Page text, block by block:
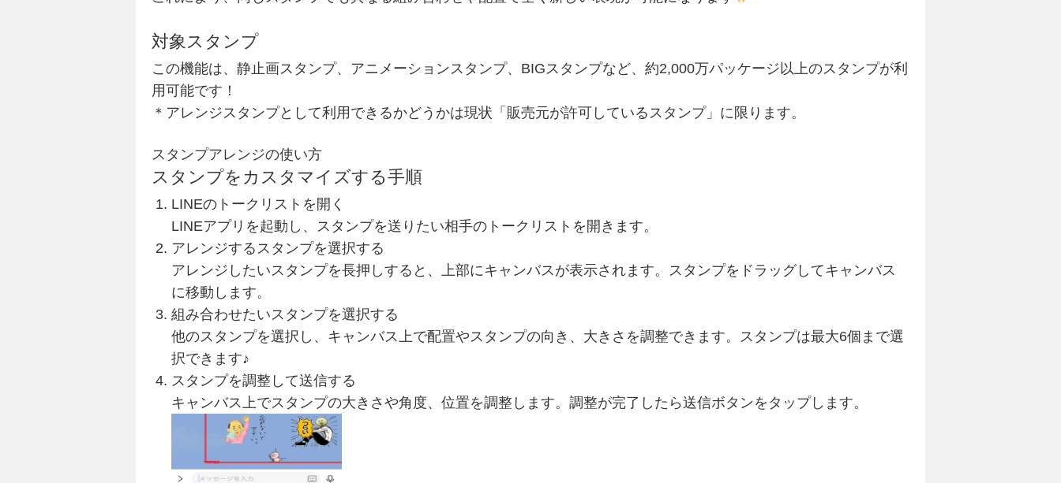
対象スタンプ
この機能は、静止画スタンプ、アニメーションスタンプ、BIGスタンプなど、約2,000万パッケージ以上のスタンプが利
用可能です！
＊アレンジスタンプとして利用できるかどうかは現状「販売元が許可しているスタンプ」に限ります。
スタンプアレンジの使い方
スタンプをカスタマイズする手順
LINEのトークリストを開く
LINEアプリを起動し、スタンプを送りたい相手のトークリストを開きます。
アレンジするスタンプを選択する
アレンジしたいスタンプを長押しすると、上部にキャンバスが表示されます。スタンプをドラッグしてキャンバス
に移動します。
組み合わせたいスタンプを選択する
他のスタンプを選択し、キャンバス上で配置やスタンプの向き、大きさを調整できます。スタンプは最大6個まで選
択できます♪
スタンプを調整して送信する
キャンバス上でスタンプの大きさや角度、位置を調整します。調整が完了したら送信ボタンをタップします。